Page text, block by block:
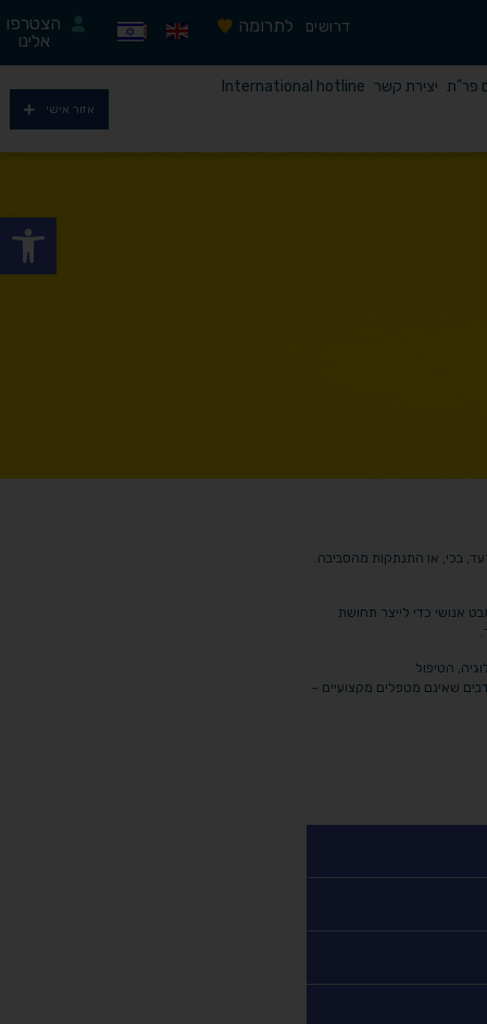
דרושים לתרומה
הצטרפו
אלינו
פר"ת יצירת קשר International hotline
אזור אישי
בכי, או התנתקות מהסביבה.
אנושי כדי לייצר תחושת
הטיפול
שאינם מטפלים מקצועיים –